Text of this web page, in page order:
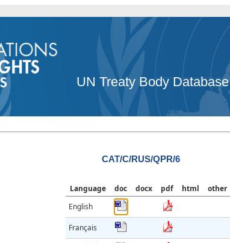
UN Treaty Body Database
CAT/C/RUS/QPR/6
Language doc docx pdf html
other
English
Français